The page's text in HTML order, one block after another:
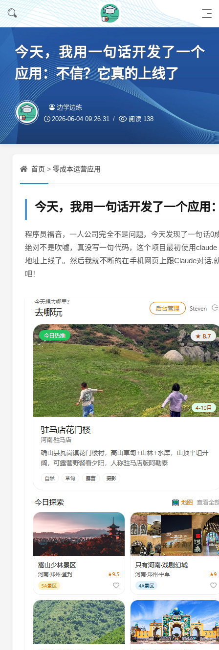
今天，我用一句话开发了一个
应用：不信？它真的上线了
边学边练
2026-06-04 09:26:31 阅读 138
首页 > 零成本运营应用
今天，我用一句话开发了一个应用
程序员福音，一人公司完全不是问题，今天发现了一句话
绝对不是吹嘘，真没写一句代码，这个项目最初使用
地址上线了。然后我就不断的在手机网页上跟Claude对话
吧！